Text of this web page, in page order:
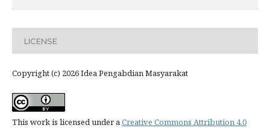
LICENSE
Copyright (c) 2026 Idea Pengabdian Masyarakat
This work is licensed under aCreative Commons Attribution 4.0